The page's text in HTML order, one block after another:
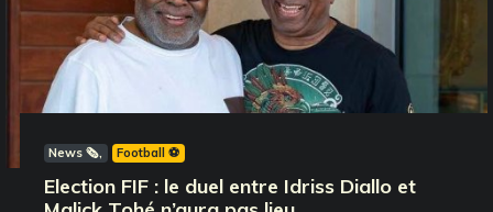
News 🗞️ Football ⚽️
Election FIF : le duel entre Idriss Diallo et